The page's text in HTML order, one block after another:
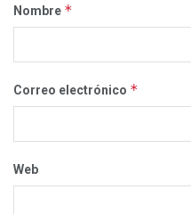
Nombre *
Correo electrónico *
Web